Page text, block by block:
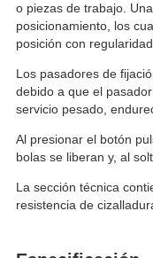
o piezas de trabajo.
posicionamiento, los
posición con regularidad.
Los pasadores de
debido a que el
servicio pesado,
Al presionar el botón
bolas se liberan y, al
La sección técnica
resistencia de